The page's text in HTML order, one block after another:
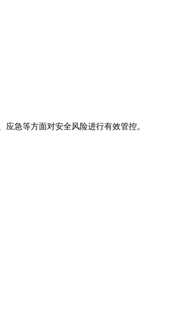
急等方面对安全风险进行有效管控。